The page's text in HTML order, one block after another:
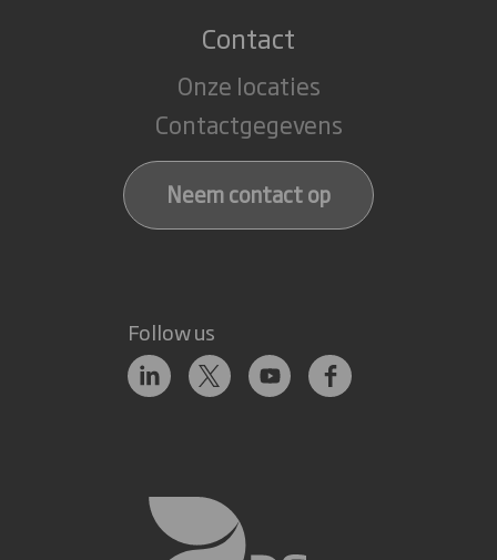
Contact
Onze locaties
Contactgegevens
Neem contact op
Follow us